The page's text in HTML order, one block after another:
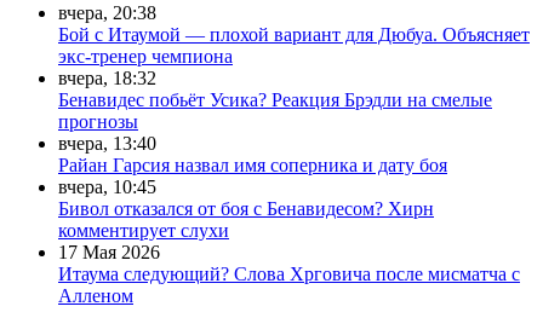
вчера, 20:38
Бой с Итаумой — плохой вариант для Дюбуа. Объясняет
экс-тренер чемпиона
вчера, 18:32
Бенавидес побьёт Усика? Реакция Брэдли на смелые
прогнозы
вчера, 13:40
Райан Гарсия назвал имя соперника и дату боя
вчера, 10:45
Бивол отказался от боя с Бенавидесом? Хирн
комментирует слухи
17 Мая 2026
Итаума следующий? Слова Хрговича после мисматча с
Алленом